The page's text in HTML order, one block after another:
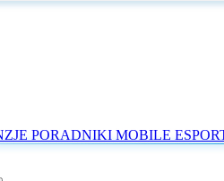
PORADNIKI MOBILE